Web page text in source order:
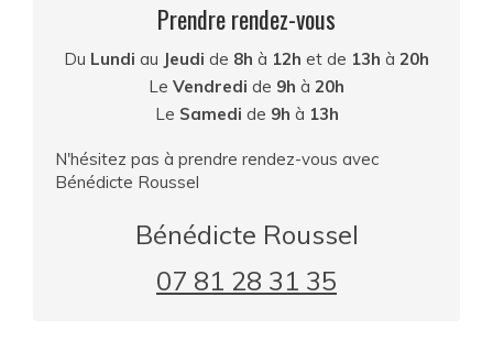
Prendre rendez-vous
Du Lundi au Jeudi de 8h à 12h et de 13h à 20h
Le Vendredi de 9h à 20h
Le Samedi de 9h à 13h
N'hésitez pas à prendre rendez-vous avec
Bénédicte Roussel
Bénédicte Roussel
07 81 28 31 35